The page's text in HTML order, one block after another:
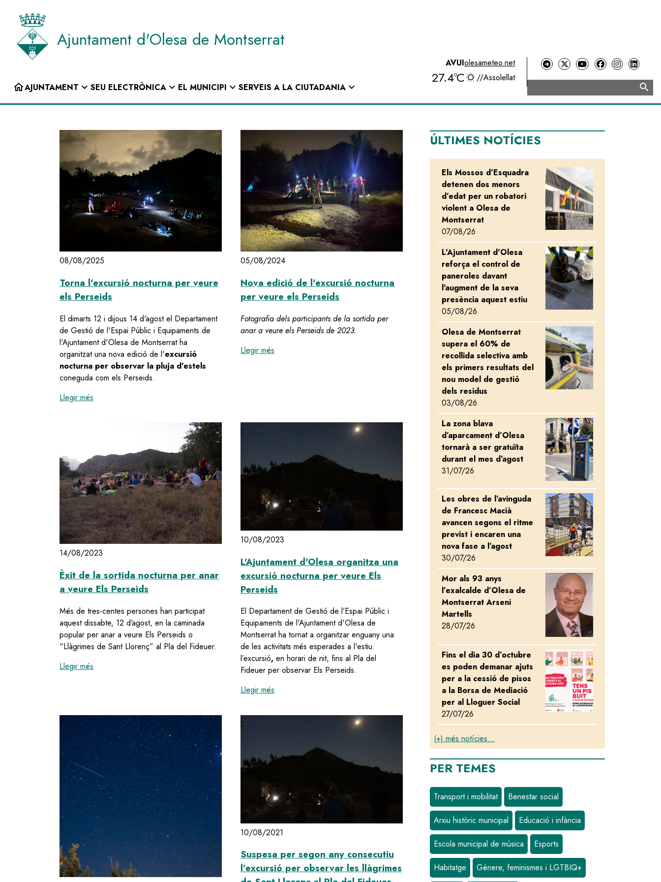
contingut
Ajuntament d'Olesa de Montserrat
Navegació
INICI
homeAJUNTAMENT expand_more SEU ELECTRÒNICAexpand_more EL MUNICIPI expand_more SERVEIS A LA CIUTADANIAexpand_more
AVUIolesameteo.net
27.4ºC //Assolellat
search
08/08/2025
Torna l'excursió nocturna per veure
els Perseids
El dimarts 12 i dijous 14 d'agost el Departament
de Gestió de l'Espai Públic i Equipaments de
l'Ajuntament d'Olesa de Montserrat ha
organitzat una nova edició de l'excursió
nocturna per observar la pluja d'estels
coneguda com els Perseids.
Llegir més
05/08/2024
Nova edició de l'excursió nocturna
per veure els Perseids
Fotografia dels participants de la sortida per
anar a veure els Perseids de 2023.
Llegir més
Nova edició de l'excursió nocturna per veure els Perseids
14/08/2023
Èxit de la sortida nocturna per anar
a veure Els Perseids
Més de tres-centes persones han participat
aquest dissabte, 12 d’agost, en la caminada
popular per anar a veure Els Perseids o
“Llàgrimes de Sant Llorenç” al Pla del Fideuer.
Llegir més
Èxit de la sortida nocturna per anar a veure Els Perseids
10/08/2023
L'Ajuntament d'Olesa organitza una
excursió nocturna per veure Els
Perseids
El Departament de Gestió de l’Espai Públic i
Equipaments de l'Ajuntament d'Olesa de
Montserrat ha tornat a organitzar enguany una
de les activitats més esperades a l'estiu:
l’excursió, en horari de nit, fins al Pla del
Fideuer per observar Els Perseids.
Llegir més
L'Ajuntament d'Olesa organitza una excursió nocturna per veure Els Perseids
10/08/2021
Suspesa per segon any consecutiu
l’excursió per observar les llàgrimes
ÚLTIMES NOTÍCIES
Els Mossos d’Esquadra
detenen dos menors
d’edat per un robatori
violent a Olesa de
Montserrat
07/08/26
Image
L'Ajuntament d'Olesa
reforça el control de
paneroles davant
l'augment de la seva
presència aquest estiu
05/08/26
Image
Olesa de Montserrat
supera el 60% de
recollida selectiva amb
els primers resultats del
nou model de gestió
dels residus
03/08/26
Image
La zona blava
d’aparcament d’Olesa
tornarà a ser gratuïta
durant el mes d’agost
31/07/26
Image
Les obres de l’avinguda
de Francesc Macià
avancen segons el ritme
previst i encaren una
nova fase a l’agost
30/07/26
Image
Mor als 93 anys
l’exalcalde d’Olesa de
Montserrat Arseni
Martells
28/07/26
Image
Fins el dia 30 d’octubre
es poden demanar ajuts
per a la cessió de pisos
a la Borsa de Mediació
per al Lloguer Social
27/07/26
Image
(+) més notícies...
PER TEMES
Transport i mobilitat Benestar social
Arxiu històric municipal Educació i infància
Escola municipal de música Esports
Habitatge Gènere, feminismes i LGTBIQ+